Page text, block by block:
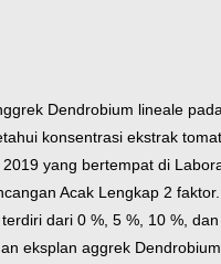
Dendrobium lineale
konsentrasi ekstrak
yang bertempat di
Acak Lengkap 2
dari 0 %, 5 %, 10 %,
eksplan aggrek